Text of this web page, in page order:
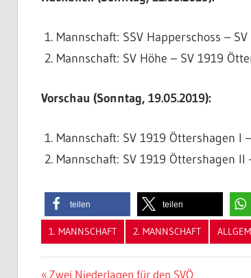
Mannschaft: SSV Happerschoss –
Mannschaft: SV Höhe – SV 1919
Vorschau (Sonntag, 19.05.2019):
Mannschaft: SV 1919 Öttershagen I
Mannschaft: SV 1919 Öttershagen
teilen teilen
1. MANNSCHAFT 2. MANNSCHAFT
Vorheriger
Zwei Niederlagen für den SVÖ